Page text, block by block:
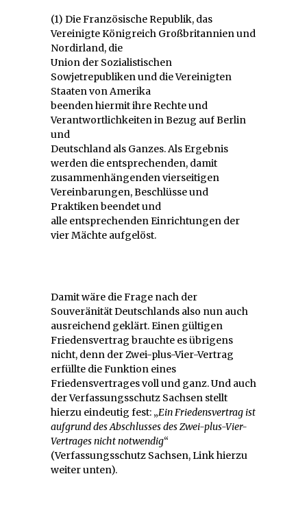
(1) Die Französische Republik, das
Vereinigte Königreich Großbritannien und
Nordirland, die
Union der Sozialistischen
Sowjetrepubliken und die Vereinigten
Staaten von Amerika
beenden hiermit ihre Rechte und
Verantwortlichkeiten in Bezug auf Berlin
und
Deutschland als Ganzes. Als Ergebnis
werden die entsprechenden, damit
zusammenhängenden vierseitigen
Vereinbarungen, Beschlüsse und
Praktiken beendet und
alle entsprechenden Einrichtungen der
vier Mächte aufgelöst.
Damit wäre die Frage nach der
Souveränität Deutschlands also nun auch
ausreichend geklärt. Einen gültigen
Friedensvertrag brauchte es übrigens
nicht, denn der Zwei-plus-Vier-Vertrag
erfüllte die Funktion eines
Friedensvertrages voll und ganz. Und auch
der Verfassungsschutz Sachsen stellt
hierzu eindeutig fest: „Ein Friedensvertrag ist
aufgrund des Abschlusses des Zwei-plus-Vier-
Vertrages nicht notwendig“
(Verfassungsschutz Sachsen, Link hierzu
weiter unten).